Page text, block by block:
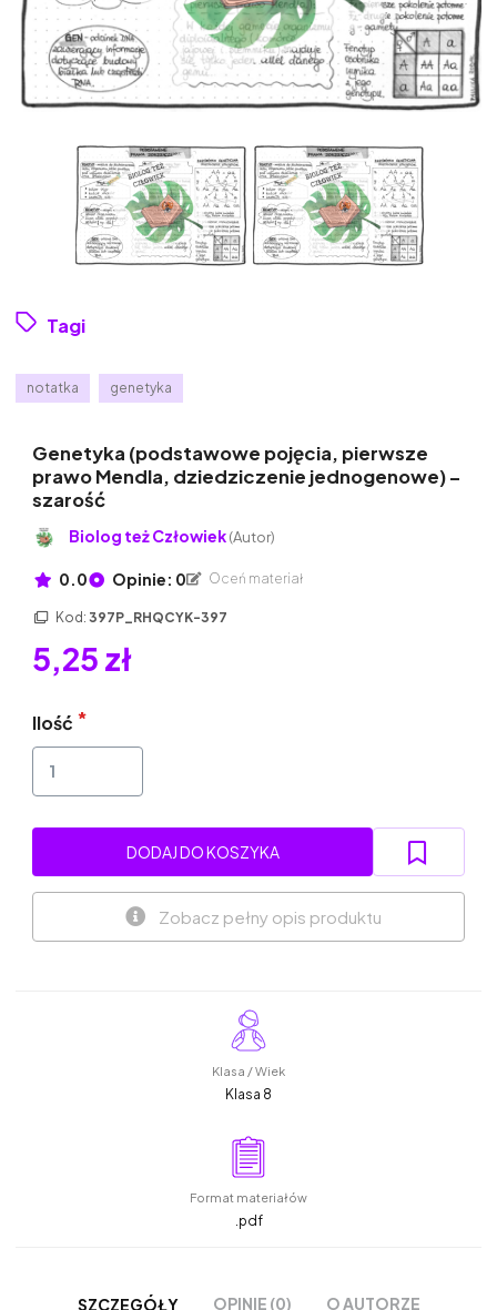
Tagi
notatka genetyka
Genetyka (podstawowe pojęcia, pierwsze
prawo Mendla, dziedziczenie jednogenowe) –
szarość
Biolog też Człowiek(Autor)
0.0 Opinie: 0 Oceń materiał
Kod: 397P_RHQCYK-397
5,25 zł
Ilość
DODAJ DO KOSZYKA
Zobacz pełny opis produktu
Klasa / Wiek
Klasa 8
Format materiałów
.pdf
SZCZEGÓŁY OPINIE (0) O AUTORZE